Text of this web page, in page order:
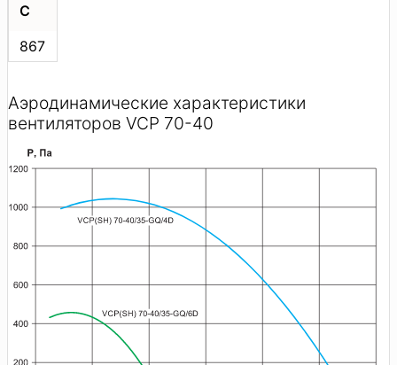
C
867
Аэродинамические характеристики
вентиляторов VCP 70-40